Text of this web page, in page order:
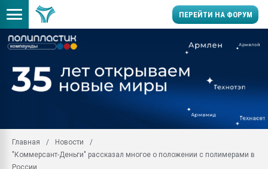
ПЕРЕЙТИ НА ФОРУМ
первый план в
пластмасс
ситуацией на
Главная
Новости
"Коммерсант-Деньги" рассказал многое о положении с полимерами в
России